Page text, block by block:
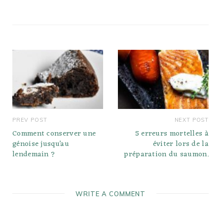
PREV POST
Comment conserver une
génoise jusqu’au
lendemain ?
NEXT POST
5 erreurs mortelles à
éviter lors de la
préparation du saumon.
WRITE A COMMENT